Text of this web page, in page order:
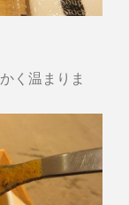
く温まりま